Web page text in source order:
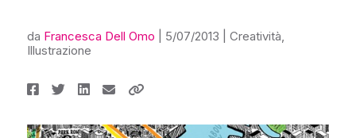
da Francesca Dell Omo 5/07/2013 Creatività,
Illustrazione